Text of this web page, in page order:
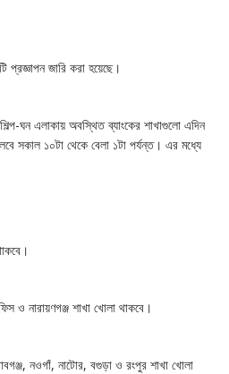
প্রজ্ঞাপন জারি করা হয়েছে।
ঘন এলাকায় অবস্থিত ব্যাংকের শাখাগুলো এদিন
সকাল ১০টা থেকে বেলা ১টা পর্যন্ত। এর মধ্যে
ও নারায়ণগঞ্জ শাখা খোলা থাকবে।
নওগাঁ, নাটোর, বগুড়া ও রংপুর শাখা খোলা